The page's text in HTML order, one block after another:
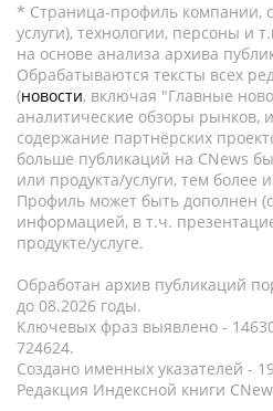
* Страница-профиль компании,
услуги), технологии, персоны и
на основе анализа архива
Обрабатываются тексты всех
(новости, включая "Главные
аналитические обзоры рынков,
содержание партнёрских
больше публикаций на CNews
или продукта/услуги, тем
Профиль может быть дополнен
информацией, в т.ч.
продукте/услуге.
Обработан архив публикаций
до 08.2026 годы.
Ключевых фраз выявлено -
724624.
Создано именных указателей -
Редакция Индексной книги